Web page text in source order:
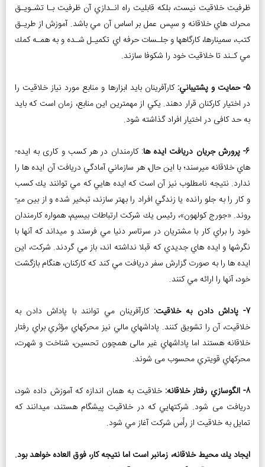
ظرفيت خلاقيت نيست، بلكه قابليت راه ­انـدازي آن ظرفيت بـا تشـويـق
محرك ­هاي خلاقانه و سپس عمل بر اساس آن مي ­باشد. آموزش از طريـق
كتب، سمينارها، كارگاه­ها و جلـسات حرفه اي تكميـل شـده و به همـه كمك
مي­ كـند تا خلاقيت خود را شکوفا سازند.
5- حمایت و پشتيباني:
كارآفرينان بايد ابزارها و منابع مورد نياز خلاقيت را
در اختيار كاركنان قرار دهند. يكي از مهم­ترین این منابع، زمان است که باید
به حد کافی در اختیار افراد گذاشته شود.
6- پرورش جریان دريافت ايده ­ها
: كارمندان در هر کسب و کاری به ايده­
هاي خلاقانه مي­رسند؛ با اين حال، هر سازماني آمادگي دريافت آن ايده­ ها را
ندارد. نتيجه نامطلوب نيز آن است كه ايده ­هايي كه مي ­توانند يك کسب
و کار را به جلو رانده يا زندگي افراد را بهتر سازند، تبخير شده و از بین می­
روند. «جورج كولهون»، رئيس يك شركت ارتباطات بي­سيم، همواره كارمندان
خود را براي كار با مشتريان در سرتاسر دنيا مي­ فرستد و مي­داند كه آن­ها با
نگرش­ها و ايده ­هاي جديدي كه قبلا نداشته ­اند، باز مي­ گردند. شركت، اين
ايده ­ها را به صورت گزارش سفر دريافت مي­ كند كه كاركنان، هنگام بازگشت
خود، آن­ها را ارائه مي­ كنند.
7- پاداش دادن به خلاقيت:
كارآفرينان مي ­توانند با پاداش دادن به
خلاقيت، آن را تشويق كنند. پاداش­هاي مالي نيز محرك­هاي مؤثري براي رفتار
خلاقانه هستند اما پاداش­هاي غير مالی همچون تحسين، شناخت و شهرت،
محرك­هاي قوي­تري محسوب می ­شوند.
8- الگوسازي رفتار خلاقانه:
خلاقيت به همان اندازه كه آموزش داده شود،
دريافت می­ شود. شركت­هايي كه در خلاقيت پيشگام هستند، مي­دانند كه
تمایل به خلاقيت از رأس شركت آغاز مي­ شود.
ایجاد يك محيط خلاقانه، زمان­بر است اما نتيجه کار، فوق العاده خواهد بود.